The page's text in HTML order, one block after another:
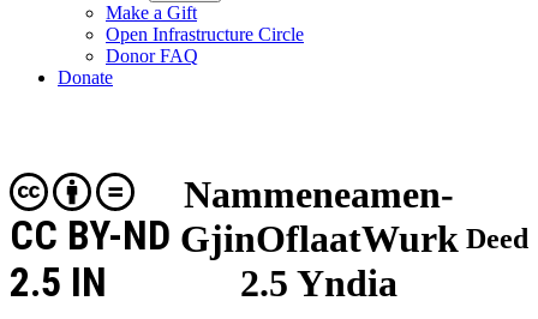
Make a Gift
Open Infrastructure Circle
Donor FAQ
Donate
Nammeneamen-
GjinOflaatWurk
2.5 Yndia
CC BY-ND
2.5 IN
Deed